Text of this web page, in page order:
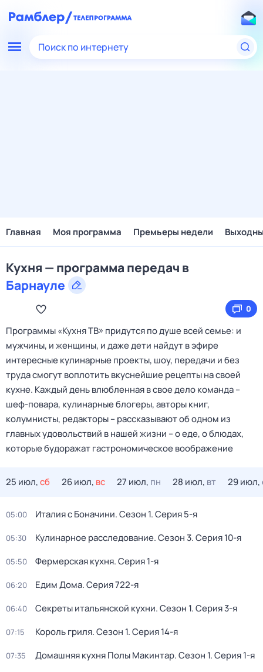
Поиск по интернету
Главная Моя программа Премьеры недели
Кухня — программа передач в
Барнауле
0
Программы «Кухня ТВ» придутся по душе всей семье: и
мужчины, и женщины, и даже дети найдут в эфире
интересные кулинарные проекты, шоу, передачи и без
труда смогут воплотить вкуснейшие рецепты на своей
кухне. Каждый день влюбленная в свое дело команда –
шеф-повара, кулинарные блогеры, авторы книг,
колумнисты, редакторы – рассказывают об одном из
главных удовольствий в нашей жизни – о еде, о блюдах,
которые будоражат гастрономическое воображение
25 июл,сб 26 июл, вс 27 июл, пн 28 июл, вт 29 июл,
05:00 Италия с Боначини. Сезон 1. Серия 5-я
05:30 Кулинарное расследование. Сезон 3. Серия 10-я
05:50 Фермерская кухня. Серия 1-я
06:20 Едим Дома. Серия 722-я
06:40 Секреты итальянской кухни. Сезон 1. Серия 3-я
07:15 Король гриля. Сезон 1. Серия 14-я
07:35 Домашняя кухня Полы Макинтар. Сезон 1. Серия 1-я